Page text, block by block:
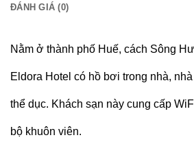
ĐÁNH GIÁ (0)
Nằm ở thành phố Huế, cách Sông
Eldora Hotel có hồ bơi trong nhà,
thể dục. Khách sạn này cung cấp
bộ khuôn viên.